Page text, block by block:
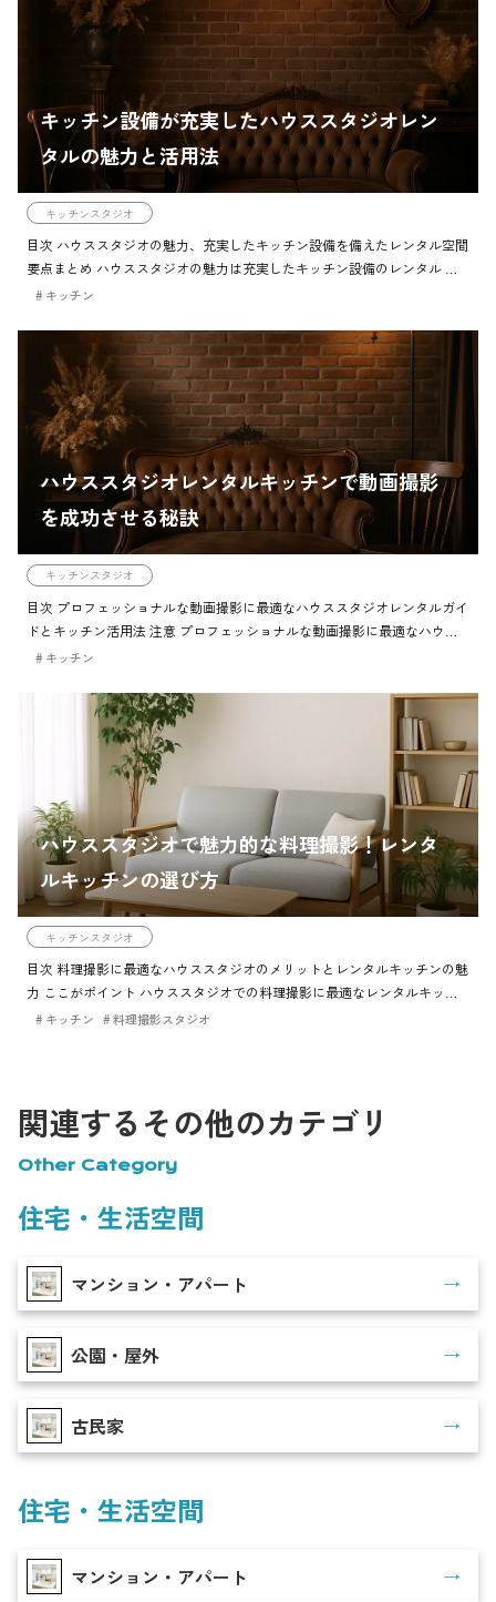
キッチン設備が充実したハウススタジオレン
タルの魅力と活用法
キッチンスタジオ
目次 ハウススタジオの魅力、充実したキッチン設備を備えたレンタル空間
要点まとめ ハウススタジオの魅力は充実したキッチン設備のレンタル チ
ェックポイント ハウススタジオの特徴と利点、レンタル可能な設備やキッ
キッチン
ハウススタジオレンタルキッチンで動画撮影
を成功させる秘訣
キッチンスタジオ
目次 プロフェッショナルな動画撮影に最適なハウススタジオレンタルガイ
ドとキッチン活用法 注意 プロフェッショナルな動画撮影に最適なハウス
スタジオレンタルのガイドとキッチンの活用法 筆者からのコメント ハウ
キッチン
ハウススタジオで魅力的な料理撮影！レンタ
ルキッチンの選び方
キッチンスタジオ
目次 料理撮影に最適なハウススタジオのメリットとレンタルキッチンの魅
力 ここがポイント ハウススタジオでの料理撮影に最適なレンタルキッチ
ンのメリット 要点まとめ 料理撮影に最適なハウススタジオの魅力とレン
キッチン 料理撮影スタジオ
関連するその他のカテゴリ
Other Category
住宅・生活空間
マンション・アパート
公園・屋外
古民家
住宅・生活空間
マンション・アパート